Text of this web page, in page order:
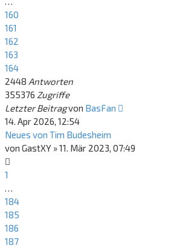
160
161
162
163
164
2448 Antworten
355376 Zugriffe
Letzter Beitragvon BasFan
14. Apr 2026, 12:54
Neues von Tim Budesheim
von GastXY »11. Mär 2023, 07:49
1
…
184
185
186
187